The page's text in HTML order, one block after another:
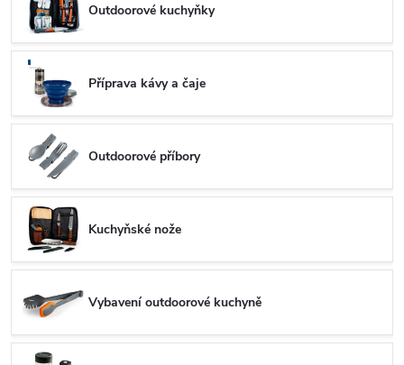
Outdoorové kuchyňky
Příprava kávy a čaje
Outdoorové příbory
Kuchyňské nože
Vybavení outdoorové kuchyně